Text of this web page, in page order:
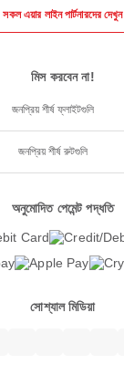
সকল এয়ার লাইন পার্টনারদের দেখুন
মিস করবেন না!
জনপ্রিয় শীর্ষ ফ্লাইটগুলি
জনপ্রিয় শীর্ষ রুটগুলি
অনুমোদিত পেমেন্ট পদ্ধতি
সোশ্যাল মিডিয়া